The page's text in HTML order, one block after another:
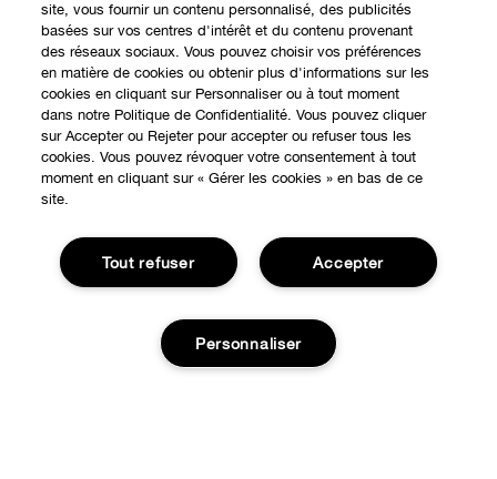
EXPÉRIENCE EN LIGNE
Offres Spéciales
À PROPOS
site, vous fournir un contenu personnalisé, des publicités
basées sur vos centres d'intérêt et du contenu provenant
des réseaux sociaux. Vous pouvez choisir vos préférences
en matière de cookies ou obtenir plus d'informations sur les
cookies en cliquant sur Personnaliser ou à tout moment
dans notre Politique de Confidentialité. Vous pouvez cliquer
sur Accepter ou Rejeter pour accepter ou refuser tous les
cookies. Vous pouvez révoquer votre consentement à tout
moment en cliquant sur « Gérer les cookies » en bas de ce
site.
Accepter
Tout refuser
Personnaliser